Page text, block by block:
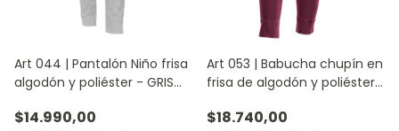
Art 044 | Pantalón Niño frisa
algodón y poliéster - GRIS
$14.990,00
Art 053 | Babucha chupín en
frisa de algodón y poliéster
$18.740,00